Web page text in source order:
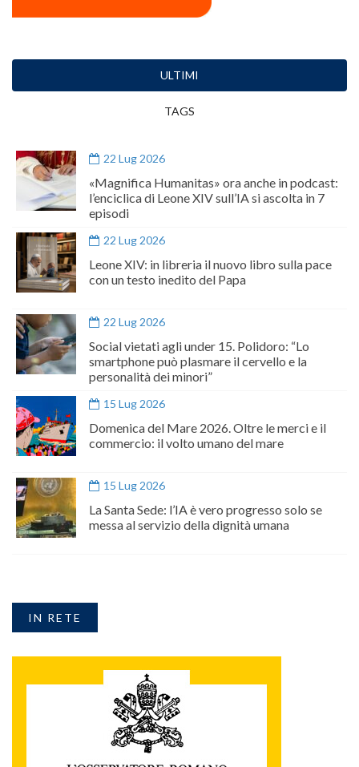
ULTIMI
TAGS
22 Lug 2026
«Magnifica Humanitas» ora anche in podcast:
l’enciclica di Leone XIV sull’IA si ascolta in 7
episodi
22 Lug 2026
Leone XIV: in libreria il nuovo libro sulla pace
con un testo inedito del Papa
22 Lug 2026
Social vietati agli under 15. Polidoro: “Lo
smartphone può plasmare il cervello e la
personalità dei minori”
15 Lug 2026
Domenica del Mare 2026. Oltre le merci e il
commercio: il volto umano del mare
15 Lug 2026
La Santa Sede: l’IA è vero progresso solo se
messa al servizio della dignità umana
IN RETE